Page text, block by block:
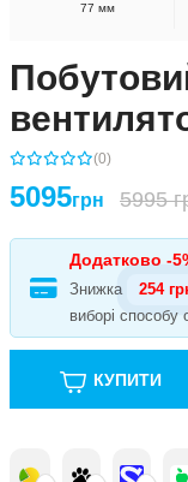
77 мм
(0)
5095грн 5995
Додатково -
Знижка 254
виборі
КУПИТИ